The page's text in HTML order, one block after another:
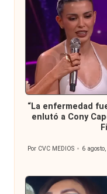
Publicada
en
“La enfermedad
enlutó a Cony
Publicado
Por CVC MEDIOS 6